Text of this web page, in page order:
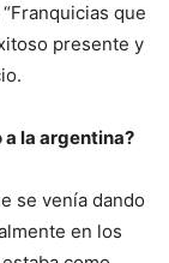
que
presente y
la argentina?
se venía dando
en los